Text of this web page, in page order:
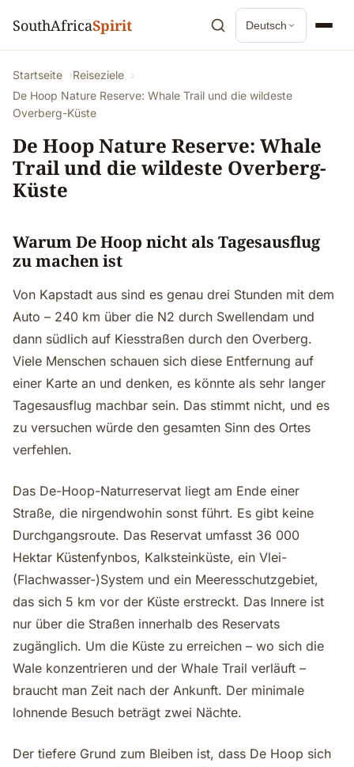
SouthAfricaSpirit Deutsch
Startseite
Reiseziele
De Hoop Nature Reserve: Whale Trail und die wildeste
Overberg-Küste
De Hoop Nature Reserve: Whale
Trail und die wildeste Overberg-
Küste
Warum De Hoop nicht als Tagesausflug
zu machen ist
Von Kapstadt aus sind es genau drei Stunden mit dem
Auto – 240 km über die N2 durch Swellendam und
dann südlich auf Kiesstraßen durch den Overberg.
Viele Menschen schauen sich diese Entfernung auf
einer Karte an und denken, es könnte als sehr langer
Tagesausflug machbar sein. Das stimmt nicht, und es
zu versuchen würde den gesamten Sinn des Ortes
verfehlen.
Das De-Hoop-Naturreservat liegt am Ende einer
Straße, die nirgendwohin sonst führt. Es gibt keine
Durchgangsroute. Das Reservat umfasst 36 000
Hektar Küstenfynbos, Kalksteinküste, ein Vlei-
(Flachwasser-)System und ein Meeresschutzgebiet,
das sich 5 km vor der Küste erstreckt. Das Innere ist
nur über die Straßen innerhalb des Reservats
zugänglich. Um die Küste zu erreichen – wo sich die
Wale konzentrieren und der Whale Trail verläuft –
braucht man Zeit nach der Ankunft. Der minimale
lohnende Besuch beträgt zwei Nächte.
Der tiefere Grund zum Bleiben ist, dass De Hoop sich